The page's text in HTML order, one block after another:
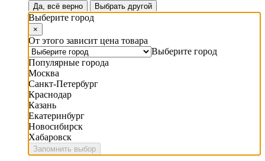
Да, всё верно Выбрать другой
Выберите город
×
От этого зависит цена товара
Выберите город
Популярные города
Москва
Санкт-Петербург
Краснодар
Казань
Екатеринбург
Новосибирск
Хабаровск
Запомнить выбор